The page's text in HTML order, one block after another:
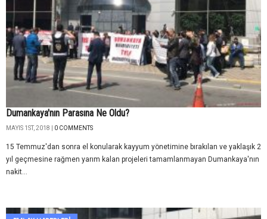
Dumankaya'nın Parasına Ne Oldu?
MAYIS 1ST, 2018 | 0 COMMENTS
15 Temmuz'dan sonra el konularak kayyum yönetimine bırakılan ve yaklaşık 2
yıl geçmesine rağmen yarım kalan projeleri tamamlanmayan Dumankaya'nın
nakit...